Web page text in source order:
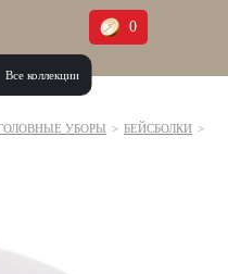
Все коллекции
0
УБОРЫ > БЕЙСБОЛКИ >